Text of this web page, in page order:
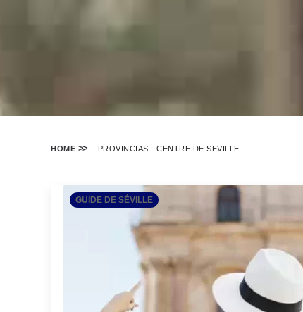
HOME - PROVINCIAS - CENTRE DE SEVILLE
GUIDE DE SÉVILLE